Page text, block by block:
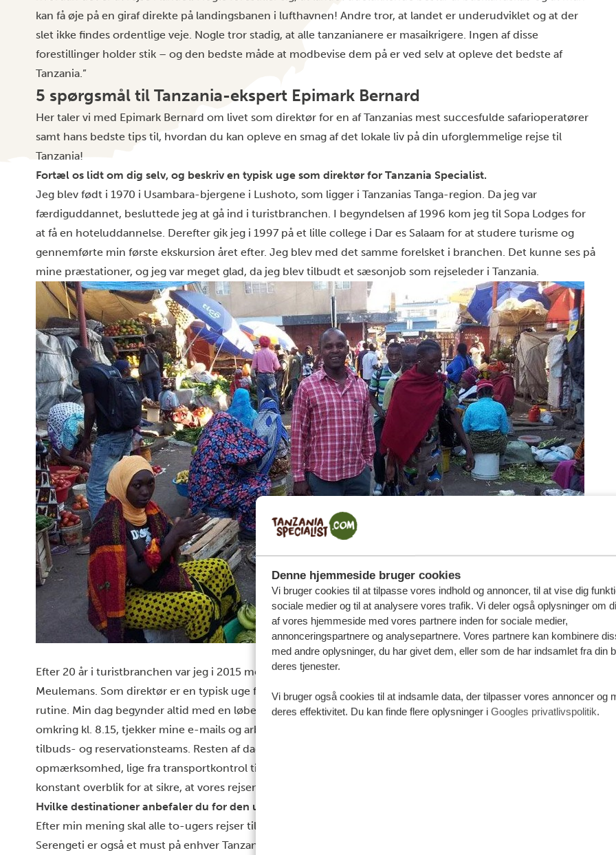
Denne hjemmeside bruger cookies
Vi bruger cookies til at tilpasse vores indhold og annoncer, til at vise dig
sociale medier og til at analysere vores trafik. Vi deler også oplysninger om
af vores hjemmeside med vores partnere inden for sociale medier,
annonceringspartnere og analysepartnere. Vores partnere kan kombinere
med andre oplysninger, du har givet dem, eller som de har indsamlet fra din
deres tjenester.
Vi bruger også cookies til at indsamle data, der tilpasser vores annoncer og
deres effektivitet. Du kan finde flere oplysninger i Googles privatlivspolitik.
kan få øje på en giraf direkte på landingsbanen i lufthavnen! Andre tror, at landet er underudviklet og at der
slet ikke findes ordentlige veje. Nogle tror stadig, at alle tanzanianere er masaikrigere. Ingen af disse
forestillinger holder stik – og den bedste måde at modbevise dem på er ved selv at opleve det bedste af
Tanzania.”
5 spørgsmål til Tanzania-ekspert Epimark Bernard
Her taler vi med Epimark Bernard om livet som direktør for en af Tanzanias mest succesfulde safarioperatører
samt hans bedste tips til, hvordan du kan opleve en smag af det lokale liv på din uforglemmelige rejse til
Tanzania!
Fortæl os lidt om dig selv, og beskriv en typisk uge som direktør for Tanzania Specialist.
Jeg blev født i 1970 i Usambara-bjergene i Lushoto, som ligger i Tanzanias Tanga-region. Da jeg var
færdiguddannet, besluttede jeg at gå ind i turistbranchen. I begyndelsen af 1996 kom jeg til Sopa Lodges for
at få en hoteluddannelse. Derefter gik jeg i 1997 på et lille college i Dar es Salaam for at studere turisme og
gennemførte min første ekskursion året efter. Jeg blev med det samme forelsket i branchen. Det kunne ses på
mine præstationer, og jeg var meget glad, da jeg blev tilbudt et sæsonjob som rejseleder i Tanzania.
Efter 20 år i turistbranchen var jeg i 2015 med til at grundlægge Tanzania Specialist sammen med
Meulemans. Som direktør er en typisk uge for mig bestemt ikke altid ens, men jeg har en vis normalitet i min
rutine. Min dag begynder altid med en løbetur. Jeg ankommer til Tanzania Specialists hovedkvarter i Arusha
omkring kl. 8.15, tjekker mine e-mails og arbejder videre med nye rejseanmodninger, før jeg følger op på vores
tilbuds- og reservationsteams. Resten af dagen går med en masse operationelle opgaver, som kræver min
opmærksomhed, lige fra transportkontrol til kontakt med alle afdelinger i virksomheden. Som direktør har jeg
konstant overblik for at sikre, at vores rejsende får en god oplevelse under hele deres rejse.
Hvilke destinationer anbefaler du for den ultimative Tanzania-oplevelse?
Efter min mening skal alle to-ugers rejser til Tanzania starte i
Serengeti er også et must på enhver Tanzania-rejse, og det samme er